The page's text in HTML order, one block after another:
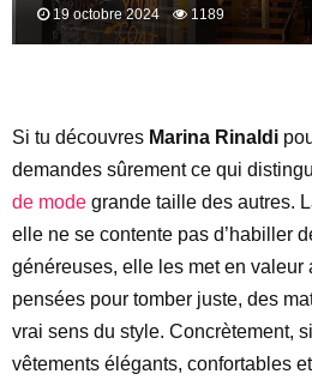
19 octobre 2024 1189
Si tu découvres Marina Rinaldi
demandes sûrement ce qui
de mode grande taille des autres.
elle ne se contente pas d’habiller
généreuses, elle les met en valeur
pensées pour tomber juste, des
vrai sens du style. Concrètement,
vêtements élégants, confortables